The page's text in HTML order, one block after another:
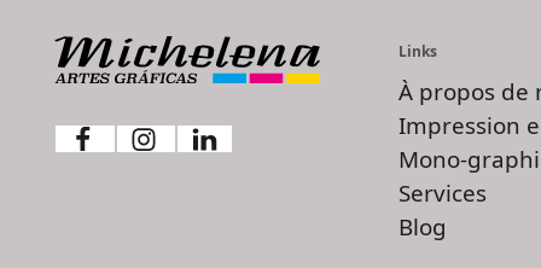
Links
À propos de
Impression
Mono-
Services
Blog